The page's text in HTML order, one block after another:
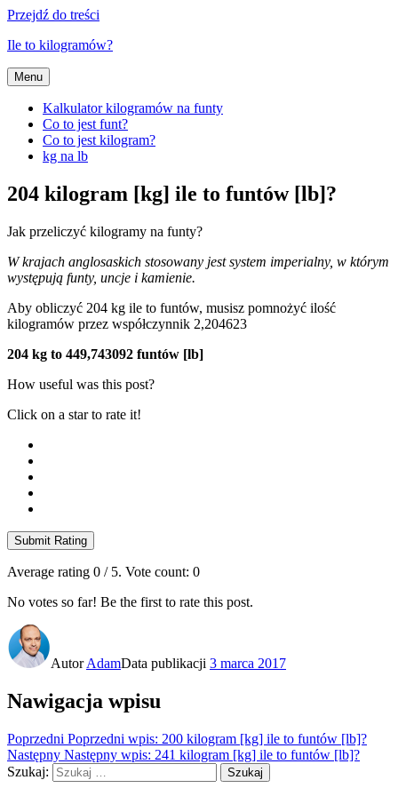
Przejdź do treści
Ile to kilogramów?
Menu
Kalkulator kilogramów na funty
Co to jest funt?
Co to jest kilogram?
kg na lb
204 kilogram [kg] ile to funtów [lb]?
Jak przeliczyć kilogramy na funty?
W krajach anglosaskich stosowany jest system imperialny, w którym
występują funty, uncje i kamienie.
Aby obliczyć 204 kg ile to funtów, musisz pomnożyć ilość
kilogramów przez współczynnik 2,204623
204 kg to 449,743092 funtów [lb]
How useful was this post?
Click on a star to rate it!
Submit Rating
Average rating 0 / 5. Vote count: 0
No votes so far! Be the first to rate this post.
AutorAdamData publikacji 3 marca 2017
Nawigacja wpisu
Poprzedni Poprzedni wpis: 200 kilogram [kg] ile to funtów [lb]?
Następny Następny wpis: 241 kilogram [kg] ile to funtów [lb]?
Szukaj:
Szukaj